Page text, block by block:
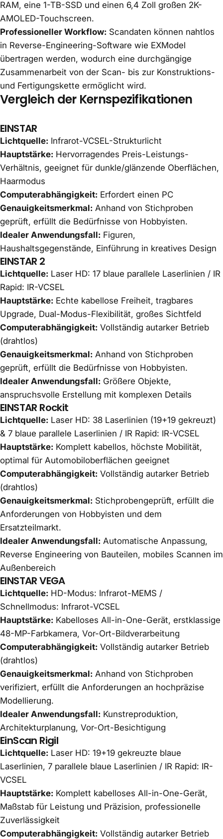
RAM, eine 1-TB-SSD und einen 6,4 Zoll großen 2K-
AMOLED-Touchscreen.
Professioneller Workflow: Scandaten können nahtlos
in Reverse-Engineering-Software wie EXModel
übertragen werden, wodurch eine durchgängige
Zusammenarbeit von der Scan- bis zur Konstruktions-
und Fertigungskette ermöglicht wird.
Vergleich der Kernspezifikationen
EINSTAR
Lichtquelle: Infrarot-VCSEL-Strukturlicht
Hauptstärke: Hervorragendes Preis-Leistungs-
Verhältnis, geeignet für dunkle/glänzende Oberflächen,
Haarmodus
Computerabhängigkeit: Erfordert einen PC
Genauigkeitsmerkmal: Anhand von Stichproben
geprüft, erfüllt die Bedürfnisse von Hobbyisten.
Idealer Anwendungsfall: Figuren,
Haushaltsgegenstände, Einführung in kreatives Design
EINSTAR 2
Lichtquelle: Laser HD: 17 blaue parallele Laserlinien / IR
Rapid: IR-VCSEL
Hauptstärke: Echte kabellose Freiheit, tragbares
Upgrade, Dual-Modus-Flexibilität, großes Sichtfeld
Computerabhängigkeit: Vollständig autarker Betrieb
(drahtlos)
Genauigkeitsmerkmal: Anhand von Stichproben
geprüft, erfüllt die Bedürfnisse von Hobbyisten.
Idealer Anwendungsfall: Größere Objekte,
anspruchsvolle Erstellung mit komplexen Details
EINSTAR Rockit
Lichtquelle: Laser HD: 38 Laserlinien (19+19 gekreuzt)
& 7 blaue parallele Laserlinien / IR Rapid: IR-VCSEL
Hauptstärke: Komplett kabellos, höchste Mobilität,
optimal für Automobiloberflächen geeignet
Computerabhängigkeit: Vollständig autarker Betrieb
(drahtlos)
Genauigkeitsmerkmal: Stichprobengeprüft, erfüllt die
Anforderungen von Hobbyisten und dem
Ersatzteilmarkt.
Idealer Anwendungsfall: Automatische Anpassung,
Reverse Engineering von Bauteilen, mobiles Scannen im
Außenbereich
EINSTAR VEGA
Lichtquelle: HD-Modus: Infrarot-MEMS /
Schnellmodus: Infrarot-VCSEL
Hauptstärke: Kabelloses All-in-One-Gerät, erstklassige
48-MP-Farbkamera, Vor-Ort-Bildverarbeitung
Computerabhängigkeit: Vollständig autarker Betrieb
(drahtlos)
Genauigkeitsmerkmal: Anhand von Stichproben
verifiziert, erfüllt die Anforderungen an hochpräzise
Modellierung.
Idealer Anwendungsfall: Kunstreproduktion,
Architekturplanung, Vor-Ort-Besichtigung
EinScan Rigil
Lichtquelle: Laser HD: 19+19 gekreuzte blaue
Laserlinien, 7 parallele blaue Laserlinien / IR Rapid: IR-
VCSEL
Hauptstärke: Komplett kabelloses All-in-One-Gerät,
Maßstab für Leistung und Präzision, professionelle
Zuverlässigkeit
Computerabhängigkeit: Vollständig autarker Betrieb